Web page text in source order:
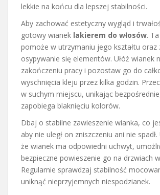
lekkie na końcu dla lepszej stabilności.
Aby zachować estetyczny wygląd i
gotowy wianek lakierem do włosów.
pomoże w utrzymaniu jego kształtu oraz
osypywanie się elementów. Ułóż wianek
zakończeniu pracy i pozostaw go do
wyschnięcia kleju przez kilka godzin.
w suchym miejscu, unikając
zapobiega blaknięciu kolorów.
Dbaj o stabilne zawieszenie wianka, co
aby nie uległ on zniszczeniu ani nie
że wianek ma odpowiedni uchwyt,
bezpieczne powieszenie go na drzwiach
Regularnie sprawdzaj stabilność
uniknąć nieprzyjemnych niespodzianek.